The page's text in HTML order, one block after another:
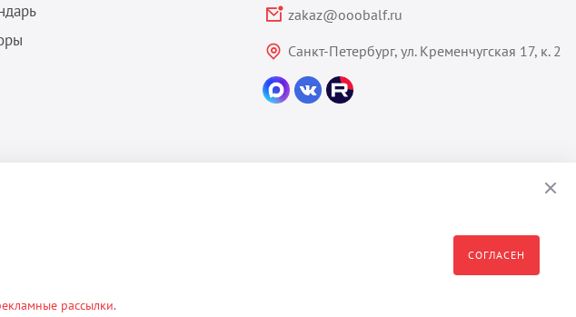
zakaz@ooobalf.ru
Санкт-Петербург, ул. Кременчугская 17, к. 2
любая иная информация являются собственностью владельца сайта - ООО "Бальф"
рассылки.
СОГЛАСЕН